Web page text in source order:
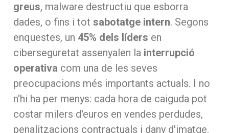
greus, malware destructiu que esborra
dades, o fins i tot sabotatge intern. Segons
enquestes, un 45% dels líders en
ciberseguretat assenyalen la interrupció
operativa com una de les seves
preocupacions més importants actuals. I no
n'hi ha per menys: cada hora de caiguda pot
costar milers d'euros en vendes perdudes,
penalitzacions contractuals i dany d'imatge.